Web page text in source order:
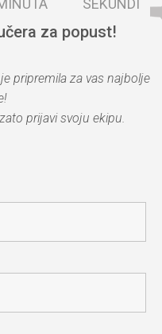
SEKUNDI
za popust!
pripremila za vas najbolje
prijavi svoju ekipu.